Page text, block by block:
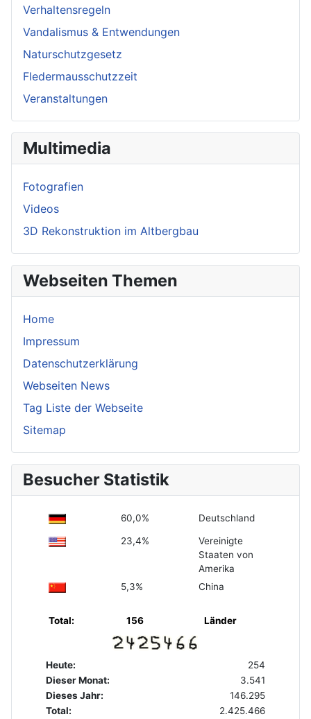
Verhaltensregeln
Vandalismus & Entwendungen
Naturschutzgesetz
Fledermausschutzzeit
Veranstaltungen
Multimedia
Fotografien
Videos
3D Rekonstruktion im Altbergbau
Webseiten Themen
Home
Impressum
Datenschutzerklärung
Webseiten News
Tag Liste der Webseite
Sitemap
Besucher Statistik
60,0% Deutschland
23,4%
Vereinigte
Staaten von
Amerika
5,3%
China
Total: 156 Länder
Heute:
254
Dieser Monat:
3.541
Dieses Jahr:
146.295
Total:
2.425.466